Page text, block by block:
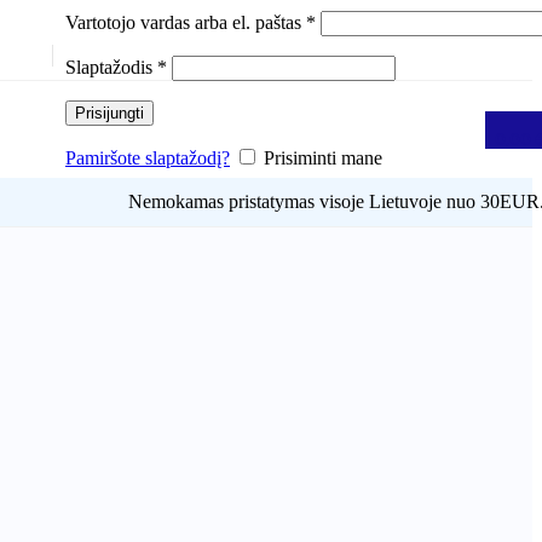
Vartotojo vardas arba el. paštas *
Slaptažodis *
Prisijungti
Pamiršote slaptažodį? Prisiminti mane
Nemokamas pristatymas visoje Lietuvoje nuo